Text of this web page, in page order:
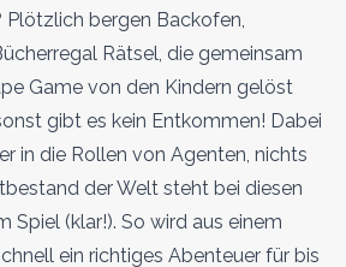
bergen Backofen,
Rätsel, die gemeinsam
Game von den Kindern gelöst
gibt es kein Entkommen! Dabei
in die Rollen von Agenten, nichts
der Welt steht bei diesen
Spiel (klar!). So wird aus einem
ein richtiges Abenteuer für bis